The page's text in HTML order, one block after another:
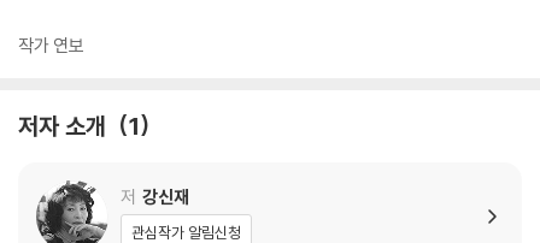
작가 연보
저자 소개 1
저 강신재
관심작가 알림신청